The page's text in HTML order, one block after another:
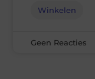
Winkelen
Geen Reacties